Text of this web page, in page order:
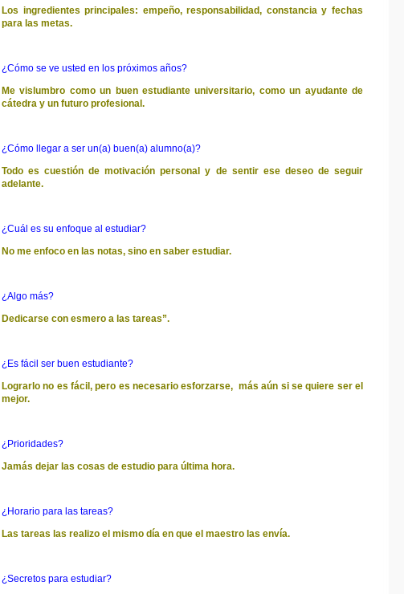
Los ingredientes principales: empeño, responsabilidad, constancia y fechas
para las metas.
¿Cómo se ve usted en los próximos años?
Me vislumbro como un buen estudiante universitario, como un ayudante de
cátedra y un futuro profesional.
¿Cómo llegar a ser un(a) buen(a) alumno(a)?
Todo es cuestión de motivación personal y de sentir ese deseo de seguir
adelante.
¿Cuál es su enfoque al estudiar?
No me enfoco en las notas, sino en saber estudiar.
¿Algo más?
Dedicarse con esmero a las tareas”.
¿Es fácil ser buen estudiante?
Lograrlo no es fácil, pero es necesario esforzarse, más aún si se quiere ser el
mejor.
¿Prioridades?
Jamás dejar las cosas de estudio para última hora.
¿Horario para las tareas?
Las tareas las realizo el mismo día en que el maestro las envía.
¿Secretos para estudiar?